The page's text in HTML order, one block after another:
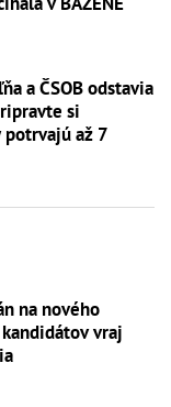
a ČSOB odstavia
si
až 7
na nového
vraj